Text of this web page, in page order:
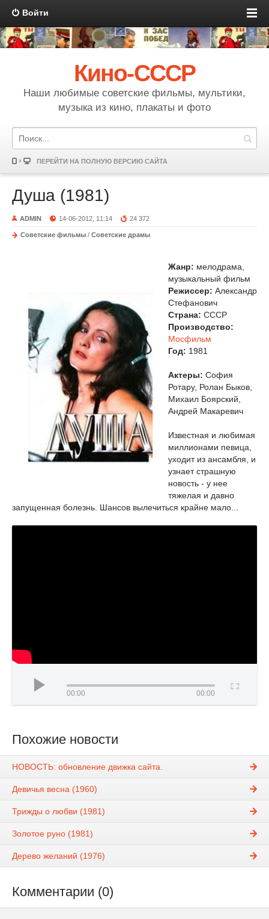
Войти
Кино-СССР
Наши любимые советские фильмы, мультики,
музыка из кино, плакаты и фото
ПЕРЕЙТИ НА ПОЛНУЮ ВЕРСИЮ САЙТА
Душа (1981)
ADMIN 14-06-2012, 11:14 24 372
Советские фильмы / Советские драмы
Жанр: мелодрама,
музыкальный фильм
Режиссер: Александр
Стефанович
Страна: СССР
Производство:
Мосфильм
Год: 1981
Актеры: София
Ротару, Ролан Быков,
Михаил Боярский,
Андрей Макаревич
Известная и любимая
миллионами певица,
уходит из ансамбля, и
узнает страшную
новость - у нее
тяжелая и давно
запущенная болезнь. Шансов вылечиться крайне мало...
00:00 00:00
Похожие новости
НОВОСТЬ: обновление движка сайта.
Девичья весна (1960)
Трижды о любви (1981)
Золотое руно (1981)
Дерево желаний (1976)
Комментарии (0)